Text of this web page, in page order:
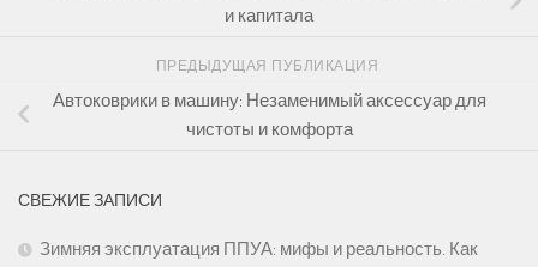
и капитала
ПРЕДЫДУЩАЯ ПУБЛИКАЦИЯ
Автоковрики в машину: Незаменимый аксессуар для
чистоты и комфорта
СВЕЖИЕ ЗАПИСИ
Зимняя эксплуатация ППУА: мифы и реальность. Как